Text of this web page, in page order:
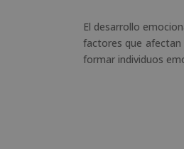
El desarrollo
factores que
formar individuos